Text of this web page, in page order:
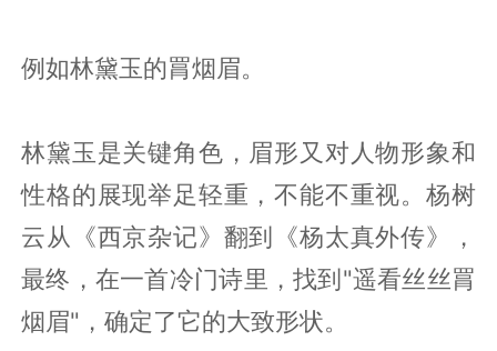
例如林黛玉的罥烟眉。
林黛玉是关键角色，眉形又对人物形象和
性格的展现举足轻重，不能不重视。杨树
云从《西京杂记》翻到《杨太真外传》，
最终，在一首冷门诗里，找到"遥看丝丝罥
烟眉"，确定了它的大致形状。